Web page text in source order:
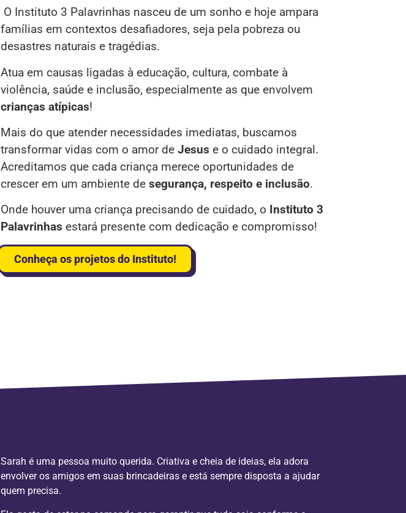
O Instituto 3 Palavrinhas nasceu de um sonho e hoje ampara
famílias em contextos desafiadores, seja pela pobreza ou
desastres naturais e tragédias.
Atua em causas ligadas à educação, cultura, combate à
violência, saúde e inclusão, especialmente as que envolvem
crianças atípicas!
Mais do que atender necessidades imediatas, buscamos
transformar vidas com o amor de Jesus e o cuidado integral.
Acreditamos que cada criança merece oportunidades de
crescer em um ambiente de segurança, respeito e inclusão.
Onde houver uma criança precisando de cuidado, o Instituto 3
Palavrinhas estará presente com dedicação e compromisso!
Conheça os projetos do Instituto!
Sarah é uma pessoa muito querida. Criativa e cheia de ideias, ela adora
envolver os amigos em suas brincadeiras e está sempre disposta a ajudar
quem precisa.